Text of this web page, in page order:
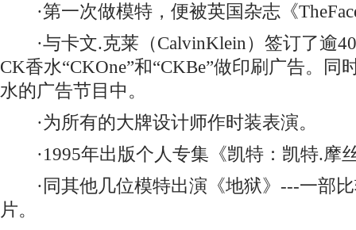
·第一次做模特，便被英国杂志《
·与卡文.克莱（CalvinKlein）签订了逾
CK香水“CKOne”和“CKBe”做印刷广告。同
水的广告节目中。
·为所有的大牌设计师作时装表演。
·1995年出版个人专集《凯特：凯特.摩
·同其他几位模特出演《地狱》---一部比
片。